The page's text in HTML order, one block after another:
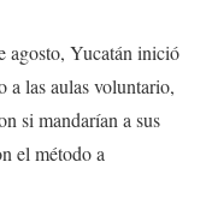
agosto, Yucatán inició
a las aulas voluntario,
si mandarían a sus
el método a